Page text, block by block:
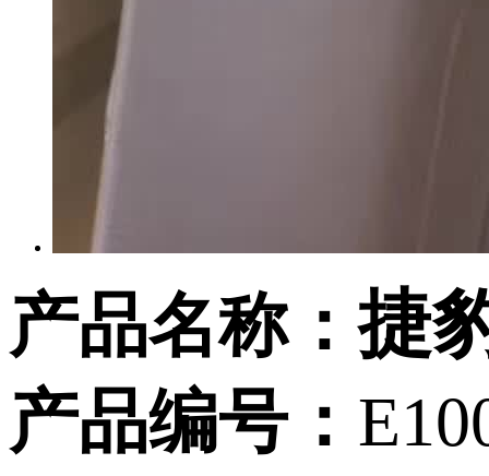
产品名称：捷
产品编号：